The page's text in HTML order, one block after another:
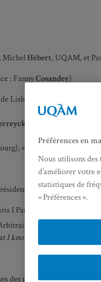
MichelHébert, UQAM, et
: FannyCosandey)
Lisboa), « De l’arbitraire
« Arbitrer l’arbitraire
BrunoLemesle
I Panthéon-Sorbonne), «
et arbitrages à la
I know your furter plesure
des pouvoirs (présidence
Préférences en
Nous utilisons
d’améliorer votre
statistiques de
« Préférences ».